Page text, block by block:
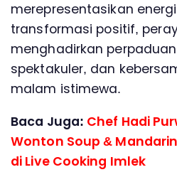
merepresentasikan
transformasi positif,
menghadirkan
spektakuler, dan
malam istimewa.
Baca Juga: Chef Hadi
Wonton Soup &
di Live Cooking Imlek